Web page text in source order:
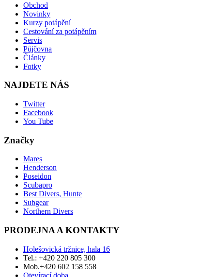
Obchod
Novinky
Kurzy potápění
Cestování za potápěním
Servis
Půjčovna
Články
Fotky
NAJDETE NÁS
Twitter
Facebook
You Tube
Značky
Mares
Henderson
Poseidon
Scubapro
Best Divers, Hunte
Subgear
Northern Divers
PRODEJNA A KONTAKTY
Holešovická tržnice, hala 16
Tel.: +420 220 805 300
Mob.+420 602 158 558
Otevírací doba